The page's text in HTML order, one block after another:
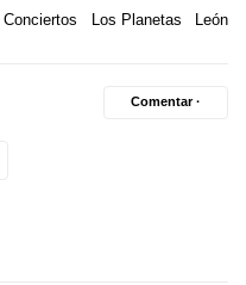
Conciertos Los Planetas
León
Comentar ·